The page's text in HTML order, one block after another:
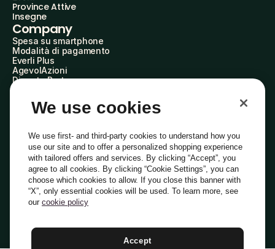
Province Attive
Insegne
Company
Spesa su smartphone
Modalità di pagamento
Everli Plus
AgevolAzioni
Diventa Partner
Everli Shoppers
About Us
Everli News
Domande frequenti
Lavora con noi
Diventa Shopper
Investitori
PrivacyCookiePreferenze Cookie
Termini e CondizioniCodice Etico
Indirizzo PEC: everli@pec.it - indirizzo DPO: dpo@everli.com
Italiano
We use cookies
We use first- and third-party cookies to understand how you
use our site and to offer a personalized shopping experience
with tailored offers and services. By clicking “Accept”, you
agree to all cookies. By clicking “Cookie Settings”, you can
choose which cookies to allow. If you close this banner with
“X”, only essential cookies will be used. To learn more, see
our cookie policy
Accept